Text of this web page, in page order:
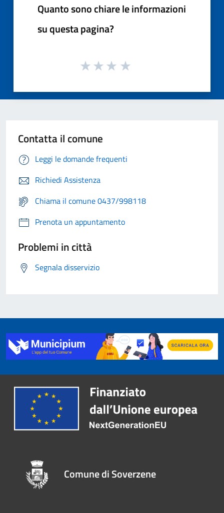
Quanto sono chiare le informazioni
su questa pagina?
Contatta il comune
Leggi le domande frequenti
Richiedi Assistenza
Chiama il comune 0437/998118
Prenota un appuntamento
Problemi in città
Segnala disservizio
Comune di Soverzene